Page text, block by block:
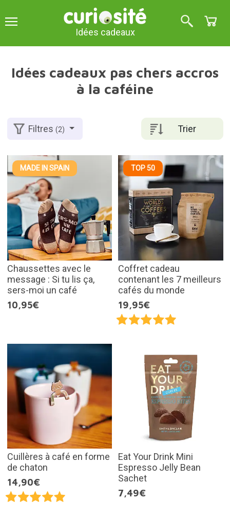
Idées cadeaux
Idées cadeaux pas chers accros
à la caféine
Trier
Filtres(2)
MADE IN SPAIN
Chaussettes avec le
message : Si tu lis ça,
sers-moi un café
10,95€
TOP 50
Coffret cadeau
contenant les 7 meilleurs
cafés du monde
19,95€
Cuillères à café en forme
de chaton
14,90€
Eat Your Drink Mini
Espresso Jelly Bean
Sachet
7,49€